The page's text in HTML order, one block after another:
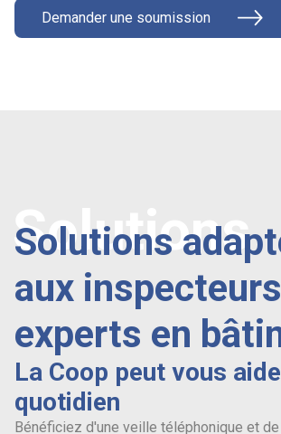
Demander une soumission
Solutions
aux
experts en
Solutions
La Coop peut vous
quotidien
Bénéficiez d'une veille téléphonique et